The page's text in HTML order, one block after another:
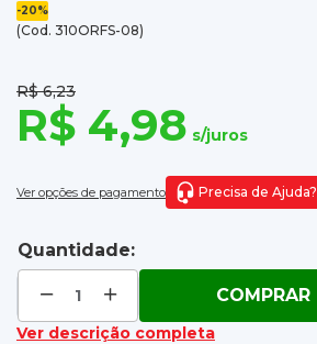
-20%
(Cod. 310ORFS-08)
R$ 6,23
R$ 4,98 s/juros
Ver opções de pagamento Precisa de Ajuda?
Quantidade:
COMPRAR
Ver descrição completa